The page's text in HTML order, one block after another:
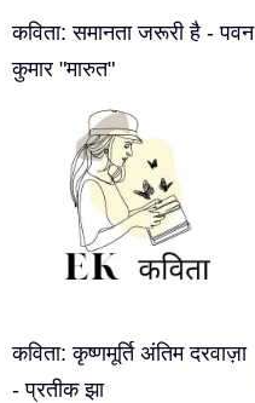
कविता: समानता जरूरी है - पवन
कुमार "मारुत"
कविता: कृष्णमूर्ति अंतिम दरवाज़ा
- प्रतीक झा